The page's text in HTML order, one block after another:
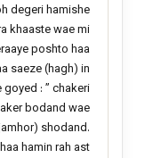
degeri hamishe
khaaste wae mi
poshto haa
saeze (hagh) in
: ” chakeri
bodand wae
shodand.
hamin rah ast.”